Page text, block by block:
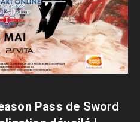
Pass de Sword